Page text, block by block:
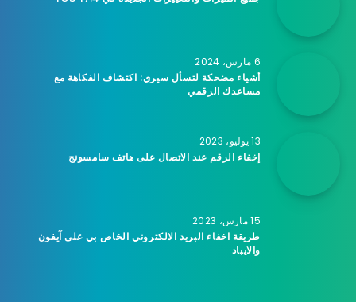
6 مارس، 2024
أشياء مضحكة لتسأل سيري: اكتشاف الفكاهة مع
مساعدك الرقمي
13 يوليو، 2023
إخفاء الرقم عند الاتصال على هاتف سامسونج
15 مارس، 2023
طريقة اخفاء البريد الالكتروني الخاص بي على آيفون
والايباد